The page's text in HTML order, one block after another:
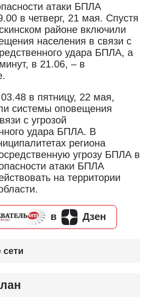
атаки БПЛА
в четверг, 21 мая. Спустя
районе включили
населения в связи с
удара БПЛА, а
в 21.06, – в
в пятницу, 22 мая,
системы оповещения
с угрозой
удара БПЛА. В
региона
угрозу БПЛА в
атаки БПЛА
на территории
в Дзен